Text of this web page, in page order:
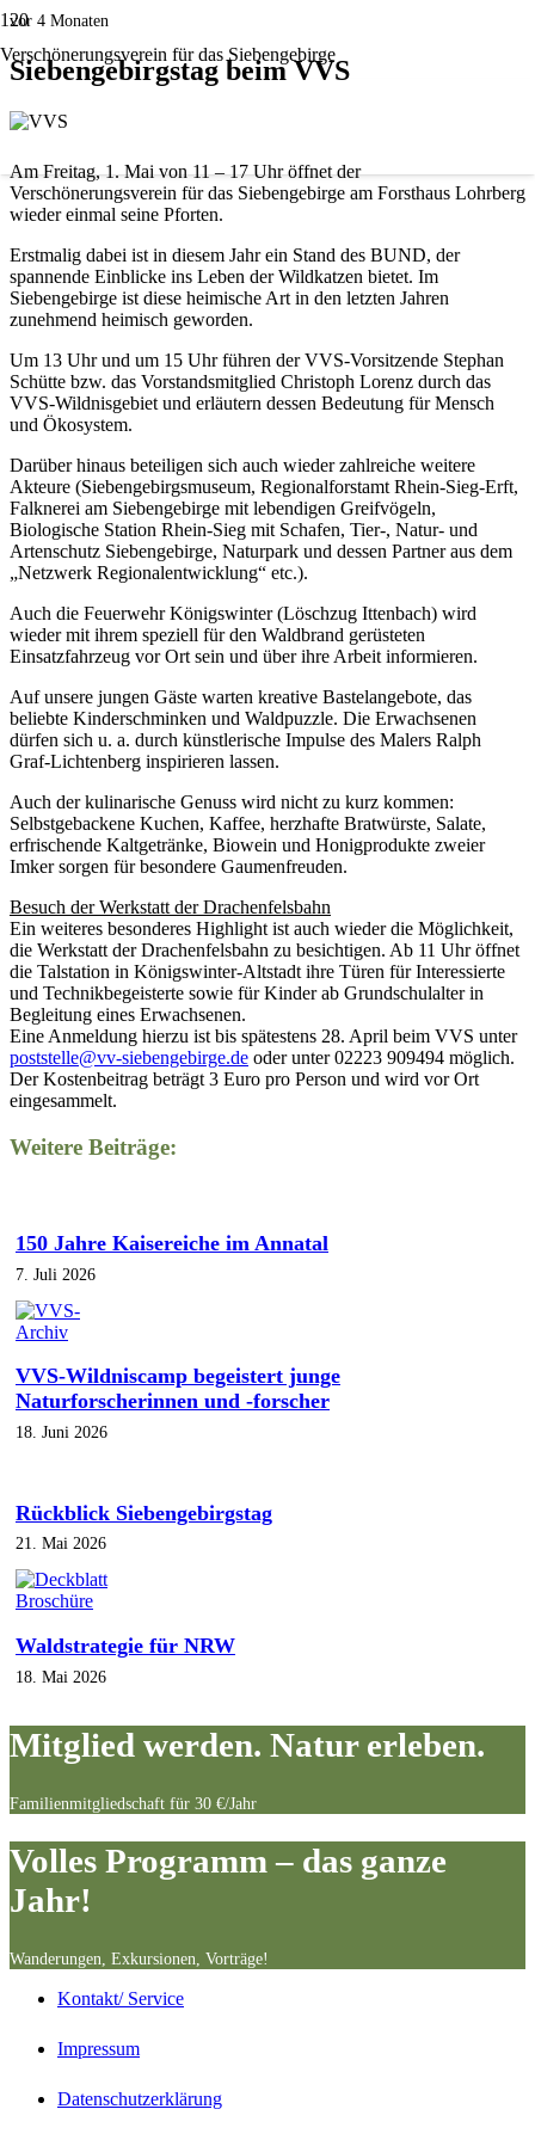
Verschönerungsverein für das Siebengebirge
vor 4 Monaten
Siebengebirgstag beim VVS
Am Freitag, 1. Mai von 11 – 17 Uhr öffnet der
Verschönerungsverein für das Siebengebirge am Forsthaus Lohrberg
wieder einmal seine Pforten.
Erstmalig dabei ist in diesem Jahr ein Stand des BUND, der
spannende Einblicke ins Leben der Wildkatzen bietet. Im
Siebengebirge ist diese heimische Art in den letzten Jahren
zunehmend heimisch geworden.
Um 13 Uhr und um 15 Uhr führen der VVS-Vorsitzende Stephan
Schütte bzw. das Vorstandsmitglied Christoph Lorenz durch das
VVS-Wildnisgebiet und erläutern dessen Bedeutung für Mensch
und Ökosystem.
Darüber hinaus beteiligen sich auch wieder zahlreiche weitere
Akteure (Siebengebirgsmuseum, Regionalforstamt Rhein-Sieg-Erft,
Falknerei am Siebengebirge mit lebendigen Greifvögeln,
Biologische Station Rhein-Sieg mit Schafen, Tier-, Natur- und
Artenschutz Siebengebirge, Naturpark und dessen Partner aus dem
„Netzwerk Regionalentwicklung“ etc.).
Auch die Feuerwehr Königswinter (Löschzug Ittenbach) wird
wieder mit ihrem speziell für den Waldbrand gerüsteten
Einsatzfahrzeug vor Ort sein und über ihre Arbeit informieren.
Auf unsere jungen Gäste warten kreative Bastelangebote, das
beliebte Kinderschminken und Waldpuzzle. Die Erwachsenen
dürfen sich u. a. durch künstlerische Impulse des Malers Ralph
Graf-Lichtenberg inspirieren lassen.
Auch der kulinarische Genuss wird nicht zu kurz kommen:
Selbstgebackene Kuchen, Kaffee, herzhafte Bratwürste, Salate,
erfrischende Kaltgetränke, Biowein und Honigprodukte zweier
Imker sorgen für besondere Gaumenfreuden.
Besuch der Werkstatt der Drachenfelsbahn
Ein weiteres besonderes Highlight ist auch wieder die Möglichkeit,
die Werkstatt der Drachenfelsbahn zu besichtigen. Ab 11 Uhr öffnet
die Talstation in Königswinter-Altstadt ihre Türen für Interessierte
und Technikbegeisterte sowie für Kinder ab Grundschulalter in
Begleitung eines Erwachsenen.
Eine Anmeldung hierzu ist bis spätestens 28. April beim VVS unter
poststelle@vv-siebengebirge.de oder unter 02223 909494 möglich.
Der Kostenbeitrag beträgt 3 Euro pro Person und wird vor Ort
eingesammelt.
Weitere Beiträge:
150 Jahre Kaisereiche im Annatal
7. Juli 2026
VVS-Wildniscamp begeistert junge
Naturforscherinnen und -forscher
18. Juni 2026
Rückblick Siebengebirgstag
21. Mai 2026
Waldstrategie für NRW
18. Mai 2026
Mitglied werden. Natur erleben.
Familienmitgliedschaft für 30 €/Jahr
Volles Programm – das ganze
Jahr!
Wanderungen, Exkursionen, Vorträge!
Kontakt/ Service
Impressum
Datenschutzerklärung